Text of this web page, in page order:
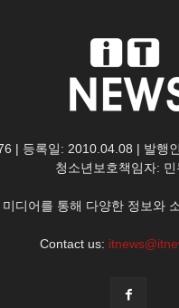
| 등록일: 2010.04.08 | 발행
청소년보호책임자: 민
디어를 통해 다양한 정보와
Contact us: